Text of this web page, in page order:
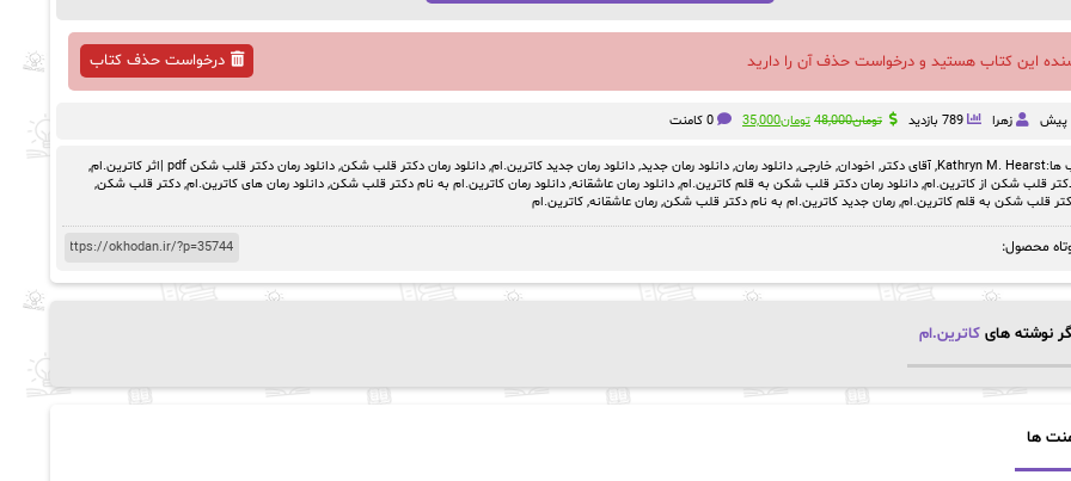
این کتاب هستید و درخواست حذف آن را دارید درخواست حذف کتاب
زهرا 789 بازدید تومان48,000 قیمت
بود.
تومان35,000قیمت0 کامنت
ها:Kathryn M. Hearst
, آقای دکتر, اخودان, خارجی, دانلود رمان, دانلود رمان جدید, دانلود رمان جدید کاترین.ام, دانلود رمان دکتر قلب شکن, دانلود رمان دکتر قلب شکن pdf |اثر کاترین.ام
,
دکتر قلب شکن از کاترین.ام, دانلود رمان دکتر قلب شکن به قلم کاترین.ام, دانلود رمان عاشقانه, دانلود رمان کاترین.ام به نام دکتر قلب شکن, دانلود رمان های کاترین.ام, دکتر قلب شکن,
قلب شکن به قلم کاترین.ام, رمان جدید کاترین.ام به نام دکتر قلب شکن, رمان عاشقانه, کاترین.ام
محصول:
نوشته های کاترین.ام
ها